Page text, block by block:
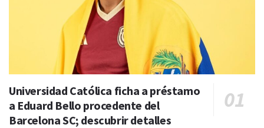
Universidad Católica ficha a préstamo
a Eduard Bello procedente del
Barcelona SC; descubrir detalles